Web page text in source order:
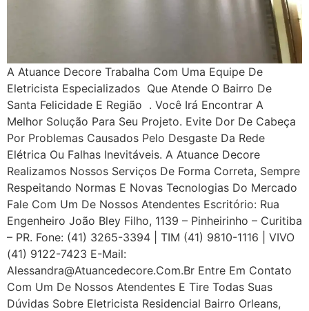
A Atuance Decore Trabalha Com Uma Equipe De
Eletricista Especializados Que Atende O Bairro De
Santa Felicidade E Região . Você Irá Encontrar A
Melhor Solução Para Seu Projeto. Evite Dor De Cabeça
Por Problemas Causados Pelo Desgaste Da Rede
Elétrica Ou Falhas Inevitáveis. A Atuance Decore
Realizamos Nossos Serviços De Forma Correta, Sempre
Respeitando Normas E Novas Tecnologias Do Mercado
Fale Com Um De Nossos Atendentes Escritório: Rua
Engenheiro João Bley Filho, 1139 – Pinheirinho – Curitiba
– PR. Fone: (41) 3265-3394 | TIM (41) 9810-1116 | VIVO
(41) 9122-7423 E-Mail:
Alessandra@atuancedecore.com.br Entre Em Contato
Com Um De Nossos Atendentes E Tire Todas Suas
Dúvidas Sobre Eletricista Residencial Bairro Orleans,